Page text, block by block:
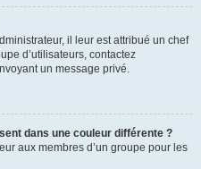
il leur est attribué un chef
d’utilisateurs, contactez
un message privé.
dans une couleur différente ?
aux membres d’un groupe pour les